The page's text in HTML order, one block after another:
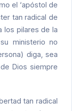
el ‘apóstol de
tan radical de
los pilares de la
ministerio no
diga, sea
Dios siempre
tan radical